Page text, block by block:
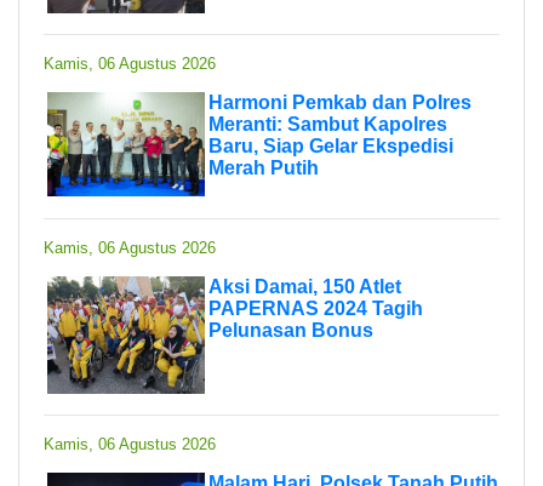
Kamis, 06 Agustus 2026
Harmoni Pemkab dan Polres
Meranti: Sambut Kapolres
Baru, Siap Gelar Ekspedisi
Merah Putih
Kamis, 06 Agustus 2026
Aksi Damai, 150 Atlet
PAPERNAS 2024 Tagih
Pelunasan Bonus
Kamis, 06 Agustus 2026